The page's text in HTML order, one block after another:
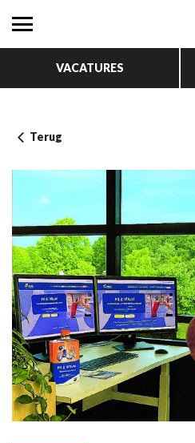
VACATURES
Terug